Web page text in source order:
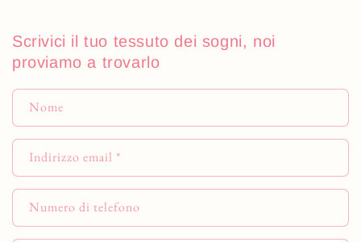
Scrivici il tuo tessuto dei sogni, noi
proviamo a trovarlo
Nome
Indirizzo email *
Numero di telefono